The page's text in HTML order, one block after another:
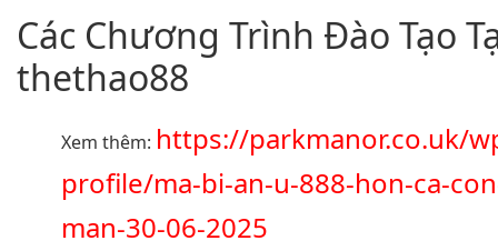
Các Chương Trình Đào Tạo
thethao88
Xem thêm: https://parkmanor.co.uk/
profile/ma-bi-an-u-888-hon-ca-
man-30-06-2025